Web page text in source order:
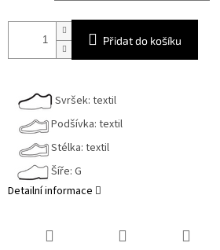
Přidat do košíku
Svršek: textil
Podšívka: textil
Stélka: textil
Šíře: G
Detailní informace